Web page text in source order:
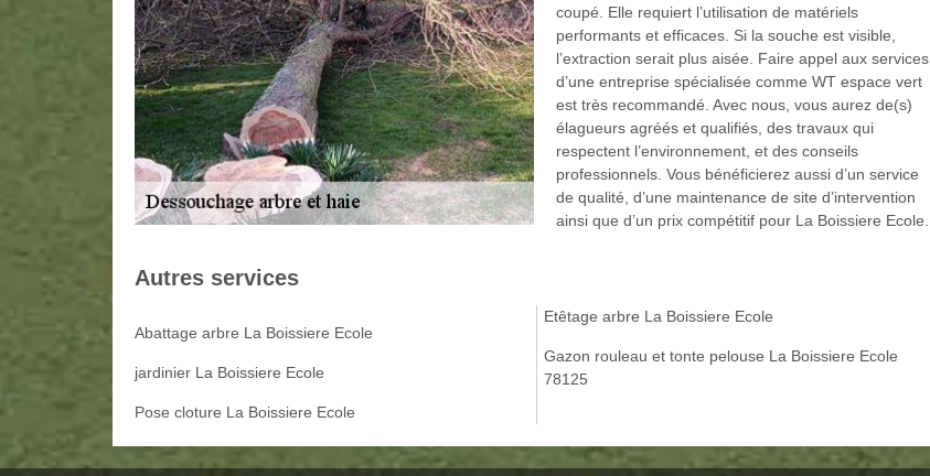
coupé. Elle requiert l’utilisation de matériels
performants et efficaces. Si la souche est visible,
l’extraction serait plus aisée. Faire appel aux services
d’une entreprise spécialisée comme WT espace vert
est très recommandé. Avec nous, vous aurez de(s)
élagueurs agréés et qualifiés, des travaux qui
respectent l’environnement, et des conseils
professionnels. Vous bénéficierez aussi d’un service
de qualité, d’une maintenance de site d’intervention
ainsi que d’un prix compétitif pour La Boissiere Ecole.
Autres services
Abattage arbre La Boissiere Ecole
jardinier La Boissiere Ecole
Pose cloture La Boissiere Ecole
Etêtage arbre La Boissiere Ecole
Gazon rouleau et tonte pelouse La Boissiere Ecole
78125